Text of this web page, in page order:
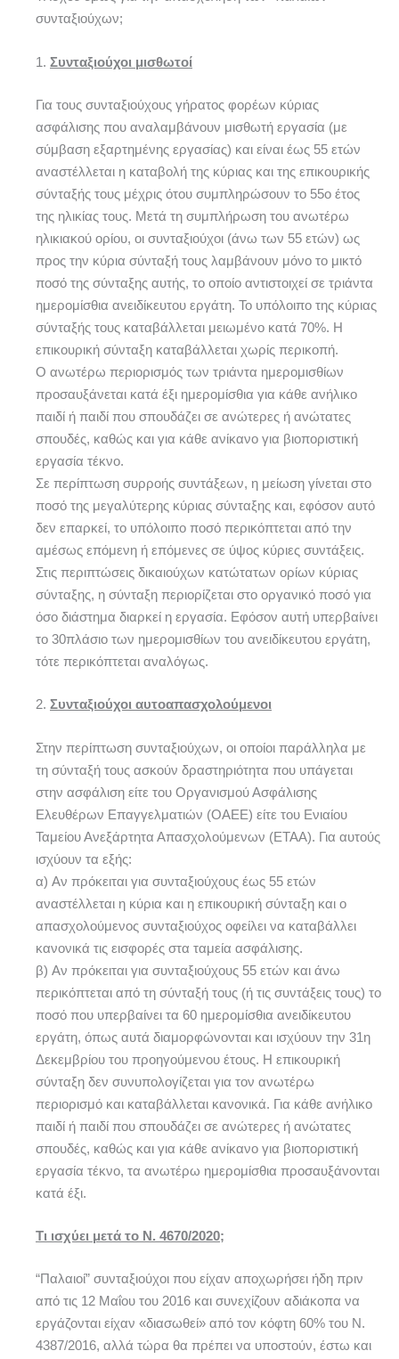
συνταξιούχων;
1. Συνταξιούχοι μισθωτοί
Για τους συνταξιούχους γήρατος φορέων κύριας
ασφάλισης που αναλαμβάνουν μισθωτή εργασία (με
σύμβαση εξαρτημένης εργασίας) και είναι έως 55 ετών
αναστέλλεται η καταβολή της κύριας και της επικουρικής
σύνταξής τους μέχρις ότου συμπληρώσουν το 55ο έτος
της ηλικίας τους. Μετά τη συμπλήρωση του ανωτέρω
ηλικιακού ορίου, οι συνταξιούχοι (άνω των 55 ετών) ως
προς την κύρια σύνταξή τους λαμβάνουν μόνο το μικτό
ποσό της σύνταξης αυτής, το οποίο αντιστοιχεί σε τριάντα
ημερομίσθια ανειδίκευτου εργάτη. Το υπόλοιπο της κύριας
σύνταξής τους καταβάλλεται μειωμένο κατά 70%. Η
επικουρική σύνταξη καταβάλλεται χωρίς περικοπή.
Ο ανωτέρω περιορισμός των τριάντα ημερομισθίων
προσαυξάνεται κατά έξι ημερομίσθια για κάθε ανήλικο
παιδί ή παιδί που σπουδάζει σε ανώτερες ή ανώτατες
σπουδές, καθώς και για κάθε ανίκανο για βιοποριστική
εργασία τέκνο.
Σε περίπτωση συρροής συντάξεων, η μείωση γίνεται στο
ποσό της μεγαλύτερης κύριας σύνταξης και, εφόσον αυτό
δεν επαρκεί, το υπόλοιπο ποσό περικόπτεται από την
αμέσως επόμενη ή επόμενες σε ύψος κύριες συντάξεις.
Στις περιπτώσεις δικαιούχων κατώτατων ορίων κύριας
σύνταξης, η σύνταξη περιορίζεται στο οργανικό ποσό για
όσο διάστημα διαρκεί η εργασία. Εφόσον αυτή υπερβαίνει
το 30πλάσιο των ημερομισθίων του ανειδίκευτου εργάτη,
τότε περικόπτεται αναλόγως.
2. Συνταξιούχοι αυτοαπασχολούμενοι
Στην περίπτωση συνταξιούχων, οι οποίοι παράλληλα με
τη σύνταξή τους ασκούν δραστηριότητα που υπάγεται
στην ασφάλιση είτε του Οργανισμού Ασφάλισης
Ελευθέρων Επαγγελματιών (ΟΑΕΕ) είτε του Ενιαίου
Ταμείου Ανεξάρτητα Απασχολούμενων (ΕΤΑΑ). Για αυτούς
ισχύουν τα εξής:
α) Αν πρόκειται για συνταξιούχους έως 55 ετών
αναστέλλεται η κύρια και η επικουρική σύνταξη και ο
απασχολούμενος συνταξιούχος οφείλει να καταβάλλει
κανονικά τις εισφορές στα ταμεία ασφάλισης.
β) Αν πρόκειται για συνταξιούχους 55 ετών και άνω
περικόπτεται από τη σύνταξή τους (ή τις συντάξεις τους) το
ποσό που υπερβαίνει τα 60 ημερομίσθια ανειδίκευτου
εργάτη, όπως αυτά διαμορφώνονται και ισχύουν την 31η
Δεκεμβρίου του προηγούμενου έτους. Η επικουρική
σύνταξη δεν συνυπολογίζεται για τον ανωτέρω
περιορισμό και καταβάλλεται κανονικά. Για κάθε ανήλικο
παιδί ή παιδί που σπουδάζει σε ανώτερες ή ανώτατες
σπουδές, καθώς και για κάθε ανίκανο για βιοποριστική
εργασία τέκνο, τα ανωτέρω ημερομίσθια προσαυξάνονται
κατά έξι.
Τι ισχύει μετά το Ν. 4670/2020;
“Παλαιοί” συνταξιούχοι που είχαν αποχωρήσει ήδη πριν
από τις 12 Μαΐου του 2016 και συνεχίζουν αδιάκοπα να
εργάζονται είχαν «διασωθεί» από τον κόφτη 60% του Ν.
4387/2016, αλλά τώρα θα πρέπει να υποστούν, έστω και